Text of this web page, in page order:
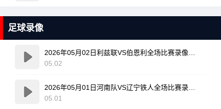
足球录像
05.02
05.01